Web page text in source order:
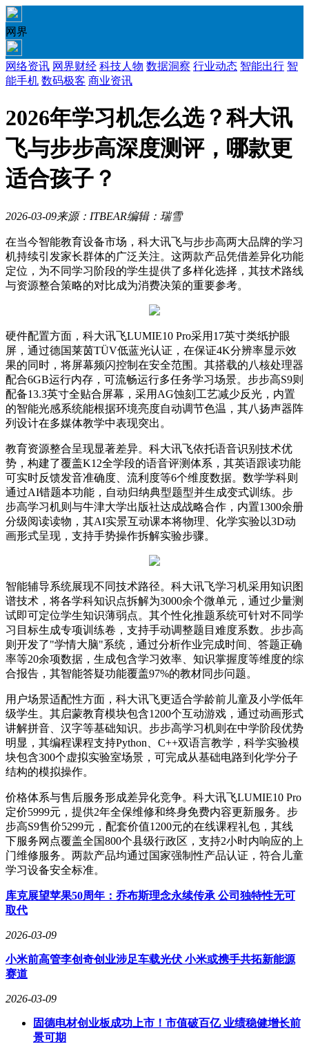
网界
网络资讯 网界财经 科技人物 数据洞察 行业动态 智能出行 智
能手机 数码极客 商业资讯
2026年学习机怎么选？科大讯
飞与步步高深度测评，哪款更
适合孩子？
2026-03-09来源：ITBEAR编辑：瑞雪
在当今智能教育设备市场，科大讯飞与步步高两大品牌的学习
机持续引发家长群体的广泛关注。这两款产品凭借差异化功能
定位，为不同学习阶段的学生提供了多样化选择，其技术路线
与资源整合策略的对比成为消费决策的重要参考。
硬件配置方面，科大讯飞LUMIE10 Pro采用17英寸类纸护眼
屏，通过德国莱茵TÜV低蓝光认证，在保证4K分辨率显示效
果的同时，将屏幕频闪控制在安全范围。其搭载的八核处理器
配合6GB运行内存，可流畅运行多任务学习场景。步步高S9则
配备13.3英寸全贴合屏幕，采用AG蚀刻工艺减少反光，内置
的智能光感系统能根据环境亮度自动调节色温，其八扬声器阵
列设计在多媒体教学中表现突出。
教育资源整合呈现显著差异。科大讯飞依托语音识别技术优
势，构建了覆盖K12全学段的语音评测体系，其英语跟读功能
可实时反馈发音准确度、流利度等6个维度数据。数学学科则
通过AI错题本功能，自动归纳典型题型并生成变式训练。步
步高学习机则与牛津大学出版社达成战略合作，内置1300余册
分级阅读读物，其AI实景互动课本将物理、化学实验以3D动
画形式呈现，支持手势操作拆解实验步骤。
智能辅导系统展现不同技术路径。科大讯飞学习机采用知识图
谱技术，将各学科知识点拆解为3000余个微单元，通过少量测
试即可定位学生知识薄弱点。其个性化推题系统可针对不同学
习目标生成专项训练卷，支持手动调整题目难度系数。步步高
则开发了"学情大脑"系统，通过分析作业完成时间、答题正确
率等20余项数据，生成包含学习效率、知识掌握度等维度的综
合报告，其智能答疑功能覆盖97%的教材同步问题。
用户场景适配性方面，科大讯飞更适合学龄前儿童及小学低年
级学生。其启蒙教育模块包含1200个互动游戏，通过动画形式
讲解拼音、汉字等基础知识。步步高学习机则在中学阶段优势
明显，其编程课程支持Python、C++双语言教学，科学实验模
块包含300个虚拟实验室场景，可完成从基础电路到化学分子
结构的模拟操作。
价格体系与售后服务形成差异化竞争。科大讯飞LUMIE10 Pro
定价5999元，提供2年全保维修和终身免费内容更新服务。步
步高S9售价5299元，配套价值1200元的在线课程礼包，其线
下服务网点覆盖全国800个县级行政区，支持2小时内响应的上
门维修服务。两款产品均通过国家强制性产品认证，符合儿童
学习设备安全标准。
库克展望苹果50周年：乔布斯理念永续传承 公司独特性无可
取代
2026-03-09
小米前高管李创奇创业涉足车载光伏 小米或携手共拓新能源
赛道
2026-03-09
固德电材创业板成功上市！市值破百亿 业绩稳健增长前
景可期